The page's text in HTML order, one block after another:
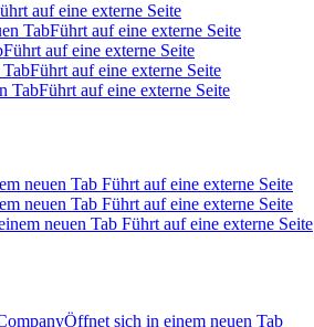
auf eine externe Seite
TabFührt auf eine externe Seite
Führt auf eine externe Seite
Führt auf eine externe Seite
TabFührt auf eine externe Seite
neuen Tab Führt auf eine externe Seite
neuen Tab Führt auf eine externe Seite
neuen Tab Führt auf eine externe Seite
Öffnet sich in einem neuen Tab